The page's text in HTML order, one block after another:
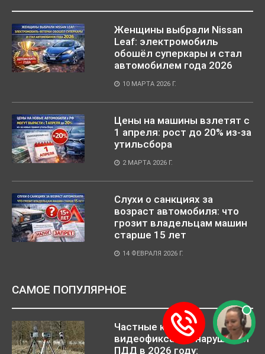
Женщины выбрали Nissan
Leaf: электромобиль
обошёл суперкары и стал
автомобилем года 2026
10 МАРТА 2026 Г.
Цены на машины взлетят с
1 апреля: рост до 20% из-за
утильсбора
2 МАРТА 2026 Г.
Слухи о санкциях за
возраст автомобиля: что
грозит владельцам машин
старше 15 лет
14 ФЕВРАЛЯ 2026 Г.
САМОЕ ПОПУЛЯРНОЕ
Частные камеры
видеофиксации нарушений
ПДД в 2026 году: